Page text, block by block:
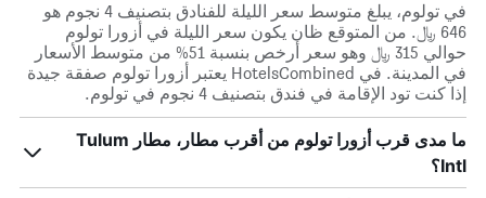
في تولوم، يبلغ متوسط ​​سعر الليلة للفنادق بتصنيف 4 نجوم هو
646 ﷼. من المتوقع ظان يكون سعر الليلة في أزورا تولوم
حوالي 315 ﷼ وهو سعر أرخص بنسبة 51% من متوسط الأسعار
في المدينة. في HotelsCombined يعتبر أزورا تولوم صفقة جيدة
إذا كنت تود الإقامة في فندق بتصنيف 4 نجوم في تولوم.
ما مدى قرب أزورا تولوم من أقرب مطار، مطار Tulum
Intl؟